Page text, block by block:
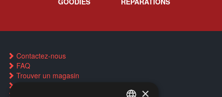
Contactez-nous
FAQ
Trouver un magasin
×